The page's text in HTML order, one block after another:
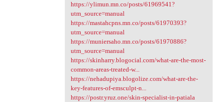
https://ylimun.mn.co/posts/61969541?
utm_source=manual
https://mastahcpns.mn.co/posts/61970393?
utm_source=manual
https://muniersaho.mn.co/posts/61970886?
utm_source=manual
https://skinharry.blogocial.com/what-are-the-most-
common-areas-treated-w...
https://nehadupiya.blogolize.com/what-are-the-
key-features-of-emsculpt-n...
https://postr.yruz.one/skin-specialist-in-patiala